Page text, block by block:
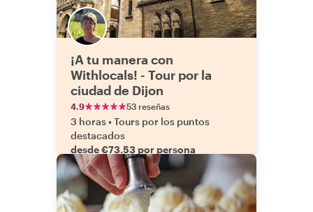
¡A tu manera con
Withlocals! - Tour por la
ciudad de Dijon
4.9 53 reseñas
3 horas•Tours por los puntos
destacados
desde €73.53 por persona